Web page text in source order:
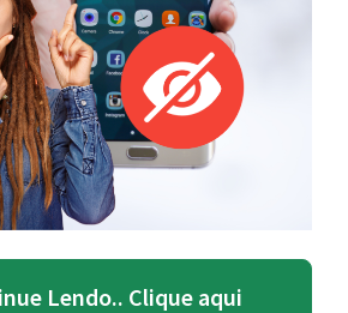
Lendo.. Clique aqui